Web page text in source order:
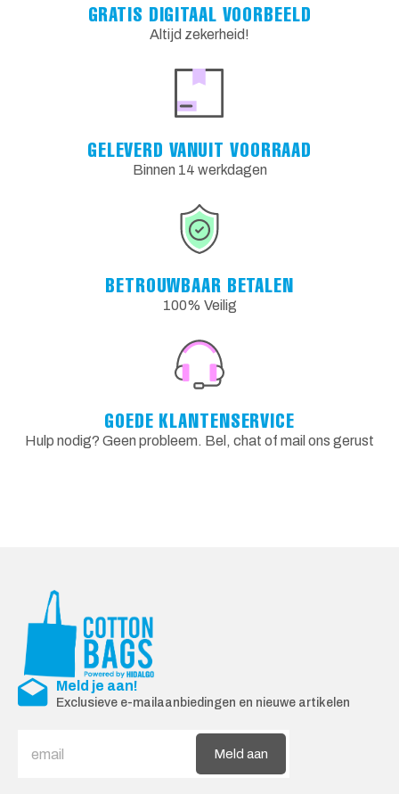
GRATIS DIGITAAL VOORBEELD
Altijd zekerheid!
GELEVERD VANUIT VOORRAAD
Binnen 14 werkdagen
BETROUWBAAR BETALEN
100% Veilig
GOEDE KLANTENSERVICE
Hulp nodig? Geen probleem. Bel, chat of mail ons gerust
Meld je aan!
Exclusieve e-mailaanbiedingen en nieuwe artikelen
Meld aan